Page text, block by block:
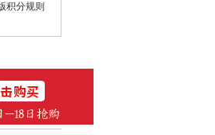
积分规则